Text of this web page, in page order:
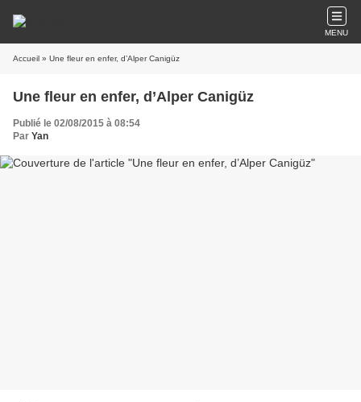
MENU
Accueil » Une fleur en enfer, d’Alper Canigüz
Une fleur en enfer, d’Alper Canigüz
Publié le 02/08/2015 à 08:54
Par Yan